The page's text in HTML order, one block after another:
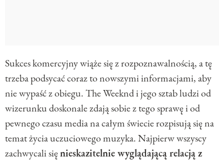
Sukces komercyjny wiąże się z rozpoznawalnością, a tę
trzeba podsycać coraz to nowszymi informacjami, aby
nie wypaść z obiegu. The Weeknd i jego sztab ludzi od
wizerunku doskonale zdają sobie z tego sprawę i od
pewnego czasu media na całym świecie rozpisują się na
temat życia uczuciowego muzyka. Najpierw wszyscy
zachwycali sięnieskazitelnie wyglądającą relacją z